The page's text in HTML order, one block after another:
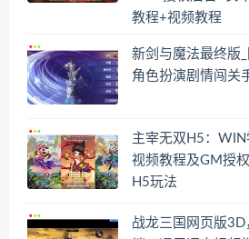
教程+视频教程
新剑与魔法最终版
角色扮演剧情闯关
主宰无双H5：
视频教程及GM授
H5玩法
战龙三国网页版